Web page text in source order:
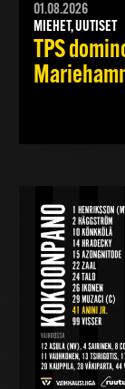
01.08.2026
MIEHET, UUTISET
TPS